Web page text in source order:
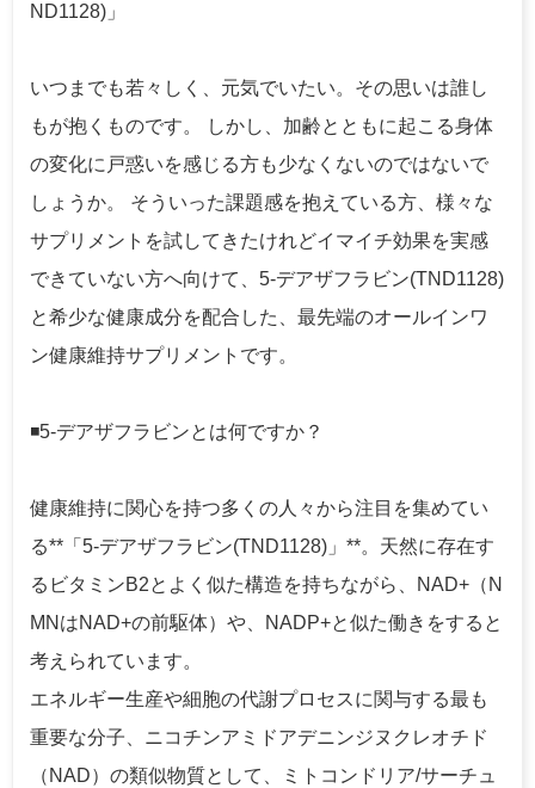
ND1128)」
いつまでも若々しく、元気でいたい。その思いは誰し
もが抱くものです。 しかし、加齢とともに起こる身体
の変化に戸惑いを感じる方も少なくないのではないで
しょうか。 そういった課題感を抱えている方、様々な
サプリメントを試してきたけれどイマイチ効果を実感
できていない方へ向けて、5-デアザフラビン(TND1128)
と希少な健康成分を配合した、最先端のオールインワ
ン健康維持サプリメントです。
◾️5-デアザフラビンとは何ですか？
健康維持に関心を持つ多くの人々から注目を集めてい
る**「5-デアザフラビン(TND1128)」**。天然に存在す
るビタミンB2とよく似た構造を持ちながら、NAD+（N
MNはNAD+の前駆体）や、NADP+と似た働きをすると
考えられています。
エネルギー生産や細胞の代謝プロセスに関与する最も
重要な分子、ニコチンアミドアデニンジヌクレオチド
（NAD）の類似物質として、ミトコンドリア/サーチュ